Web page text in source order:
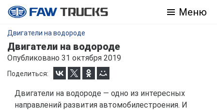
Меню
Двигатели на водороде
Двигатели на водороде
Опубликовано 31 октября 2019
Поделиться:
Двигатели на водороде — одно из интересных
направлений развития автомобилестроения. И